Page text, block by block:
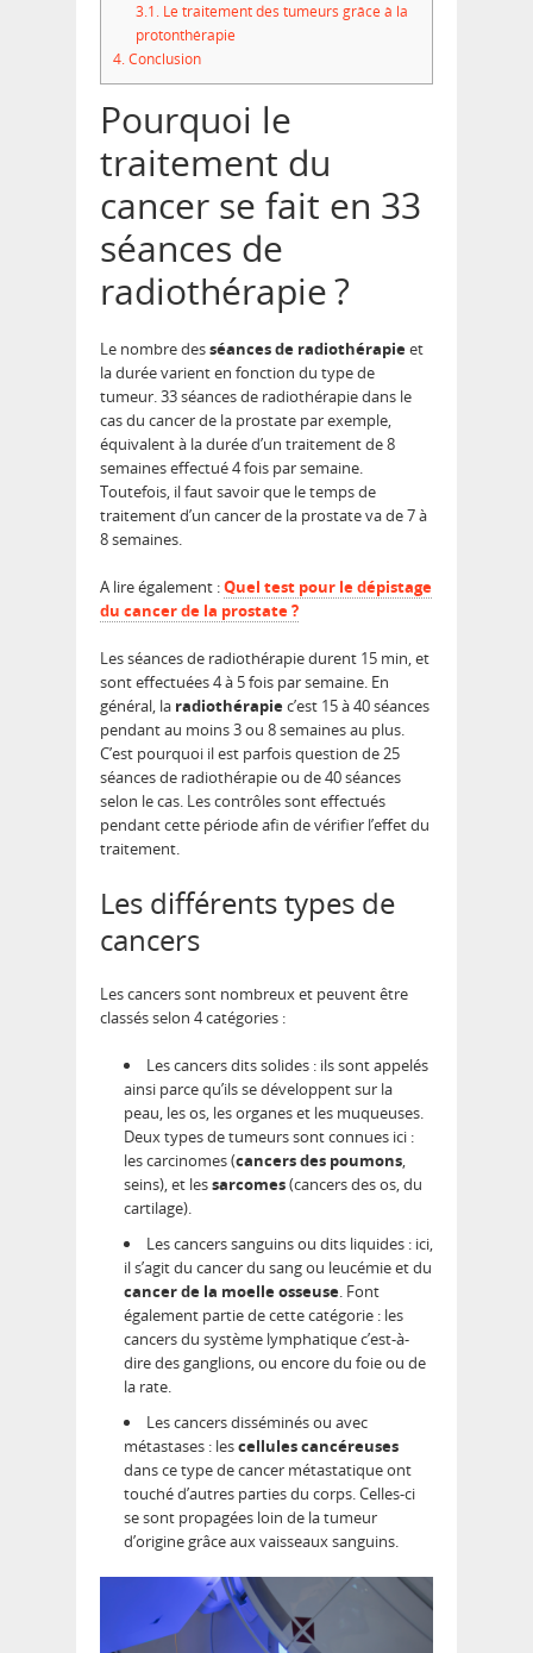
3.1.Le traitement des tumeurs grâce à la
protonthérapie
4.Conclusion
Pourquoi le
traitement du
cancer se fait en 33
séances de
radiothérapie ?
Le nombre desséances de radiothérapieet
la durée varient en fonction du type de
tumeur. 33 séances de radiothérapie dans le
cas du cancer de la prostate par exemple,
équivalent à la durée d’un traitement de 8
semaines effectué 4 fois par semaine.
Toutefois, il faut savoir que le temps de
traitement d’un cancer de la prostate va de 7 à
8 semaines.
A lire également :Quel test pour le dépistage
du cancer de la prostate ?
Les séances de radiothérapie durent 15 min, et
sont effectuées 4 à 5 fois par semaine. En
général, la radiothérapiec’est 15 à 40 séances
pendant au moins 3 ou 8 semaines au plus.
C’est pourquoi il est parfois question de 25
séances de radiothérapie ou de 40 séances
selon le cas. Les contrôles sont effectués
pendant cette période afin de vérifier l’effet du
traitement.
Les différents types de
cancers
Les cancers sont nombreux et peuvent être
classés selon 4 catégories :
Les cancers dits solides : ils sont appelés
ainsi parce qu’ils se développent sur la
peau, les os, les organes et les muqueuses.
Deux types de tumeurs sont connues ici :
les carcinomes (cancers des poumons,
seins), et lessarcomes(cancers des os, du
cartilage).
Les cancers sanguins ou dits liquides : ici,
il s’agit du cancer du sang ou leucémie et du
cancer de la moelle osseuse. Font
également partie de cette catégorie : les
cancers du système lymphatique c’est-à-
dire des ganglions, ou encore du foie ou de
la rate.
Les cancers disséminés ou avec
métastases : lescellules cancéreuses
dans ce type de cancer métastatique ont
touché d’autres parties du corps. Celles-ci
se sont propagées loin de la tumeur
d’origine grâce aux vaisseaux sanguins.